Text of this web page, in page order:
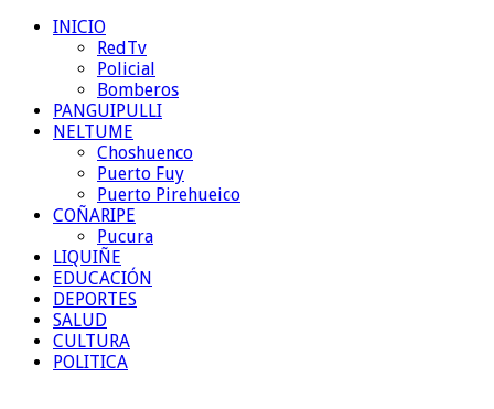
INICIO
RedTv
Policial
Bomberos
PANGUIPULLI
NELTUME
Choshuenco
Puerto Fuy
Puerto Pirehueico
COÑARIPE
Pucura
LIQUIÑE
EDUCACIÓN
DEPORTES
SALUD
CULTURA
POLITICA